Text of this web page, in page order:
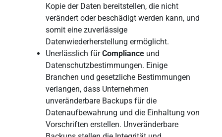
Kopie der Daten bereitstellen, die nicht
verändert oder beschädigt werden kann, und
somit eine zuverlässige
Datenwiederherstellung ermöglicht.
Unerlässlich fürComplianceund
Datenschutzbestimmungen. Einige
Branchen und gesetzliche Bestimmungen
verlangen, dass Unternehmen
unveränderbare Backups für die
Datenaufbewahrung und die Einhaltung von
Vorschriften erstellen. Unveränderbare